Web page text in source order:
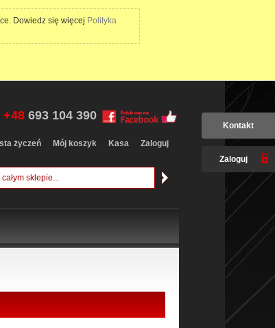
Dowiedz się więcej Polityka
+48 693 104 390
życzeń Mój koszyk Kasa Zaloguj
Kontakt
Zaloguj